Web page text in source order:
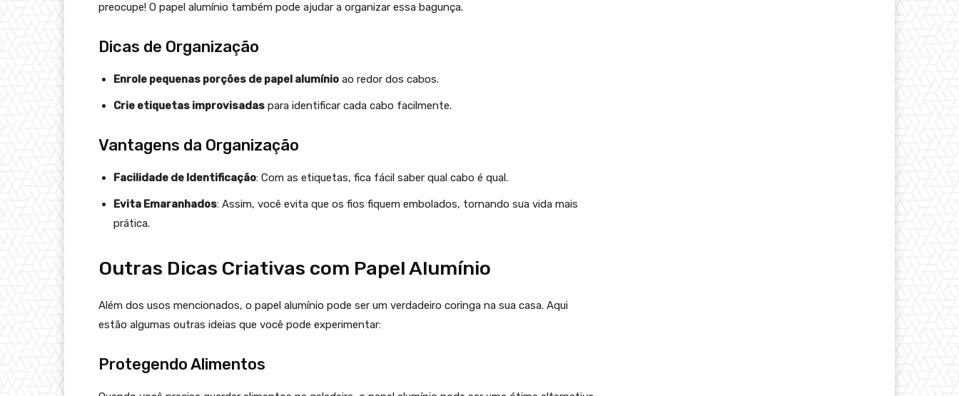
preocupe! O papel alumínio também pode ajudar a organizar essa bagunça.
Dicas de Organização
Enrole pequenas porções de papel alumínio ao redor dos cabos.
Crie etiquetas improvisadas para identificar cada cabo facilmente.
Vantagens da Organização
Facilidade de Identificação: Com as etiquetas, fica fácil saber qual cabo é qual.
Evita Emaranhados: Assim, você evita que os fios fiquem embolados, tornando sua vida mais
prática.
Outras Dicas Criativas com Papel Alumínio
Além dos usos mencionados, o papel alumínio pode ser um verdadeiro coringa na sua casa. Aqui
estão algumas outras ideias que você pode experimentar:
Protegendo Alimentos